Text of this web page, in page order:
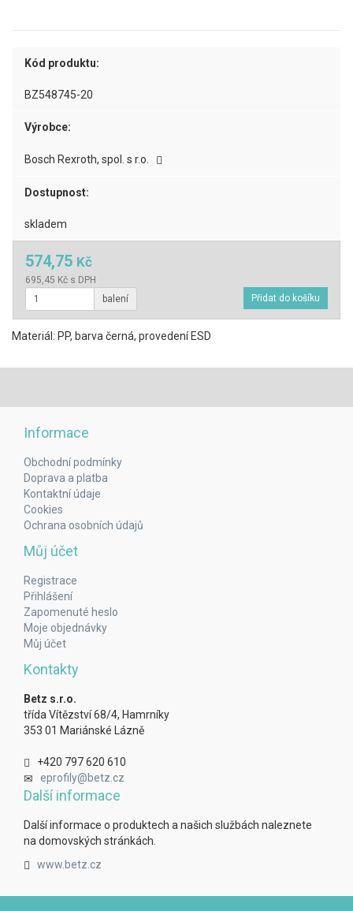
Kód produktu:
BZ548745-20
Výrobce:
Bosch Rexroth, spol. s r.o.
Dostupnost:
skladem
574,75 Kč
695,45 Kč s DPH
balení
Materiál: PP, barva černá, provedení ESD
Informace
Obchodní podmínky
Doprava a platba
Kontaktní údaje
Cookies
Ochrana osobních údajů
Můj účet
Registrace
Přihlášení
Zapomenuté heslo
Moje objednávky
Můj účet
Kontakty
Betz s.r.o.
třída Vítězství 68/4, Hamrníky
353 01 Mariánské Lázně
+420 797 620 610
eprofily@betz.cz
Další informace
Další informace o produktech a našich službách naleznete
na domovských stránkách.
www.betz.cz